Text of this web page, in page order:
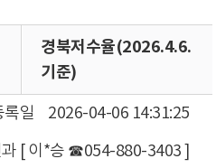
경북저수율(2026.4.6.
기준)
록일
2026-04-06 14:31:25
과 [ 이*승 ☎054-880-3403 ]